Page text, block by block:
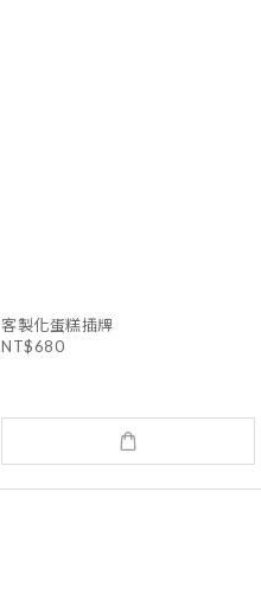
客製化蛋糕插牌
NT$680